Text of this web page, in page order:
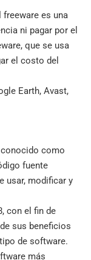
es una
ni pagar por el
que se usa
el costo del
Earth, Avast,
como
fuente
usar, modificar y
con el fin de
sus beneficios
de software.
más